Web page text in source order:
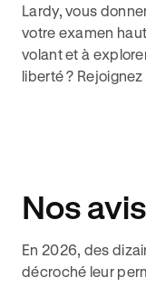
Lardy, vous
votre examen
volant et à
liberté ?
Nos
En 2026, des
décroché leur